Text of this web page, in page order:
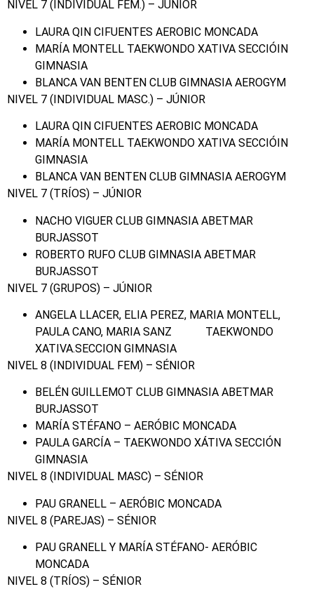
NIVEL 7 (INDIVIDUAL FEM.) – JÚNIOR
LAURA QIN CIFUENTES AEROBIC MONCADA
MARÍA MONTELL TAEKWONDO XATIVA SECCIÓIN
GIMNASIA
BLANCA VAN BENTEN CLUB GIMNASIA AEROGYM
NIVEL 7 (INDIVIDUAL MASC.) – JÚNIOR
LAURA QIN CIFUENTES AEROBIC MONCADA
MARÍA MONTELL TAEKWONDO XATIVA SECCIÓIN
GIMNASIA
BLANCA VAN BENTEN CLUB GIMNASIA AEROGYM
NIVEL 7 (TRÍOS) – JÚNIOR
NACHO VIGUER CLUB GIMNASIA ABETMAR
BURJASSOT
ROBERTO RUFO CLUB GIMNASIA ABETMAR
BURJASSOT
NIVEL 7 (GRUPOS) – JÚNIOR
ANGELA LLACER, ELIA PEREZ, MARIA MONTELL,
PAULA CANO, MARIA SANZ TAEKWONDO
XATIVA.SECCION GIMNASIA
NIVEL 8 (INDIVIDUAL FEM) – SÉNIOR
BELÉN GUILLEMOT CLUB GIMNASIA ABETMAR
BURJASSOT
MARÍA STÉFANO – AERÓBIC MONCADA
PAULA GARCÍA – TAEKWONDO XÁTIVA SECCIÓN
GIMNASIA
NIVEL 8 (INDIVIDUAL MASC) – SÉNIOR
PAU GRANELL – AERÓBIC MONCADA
NIVEL 8 (PAREJAS) – SÉNIOR
PAU GRANELL Y MARÍA STÉFANO- AERÓBIC
MONCADA
NIVEL 8 (TRÍOS) – SÉNIOR